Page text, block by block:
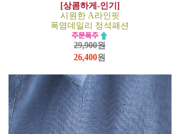
[상콤하게-인기]
시원한 A라인핏
폭염데일리 정석패션
29,900원
26,400원